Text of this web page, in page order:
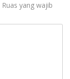
Ruas yang wajib